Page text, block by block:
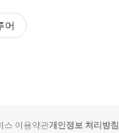
어
스 이용약관개인정보 처리방침